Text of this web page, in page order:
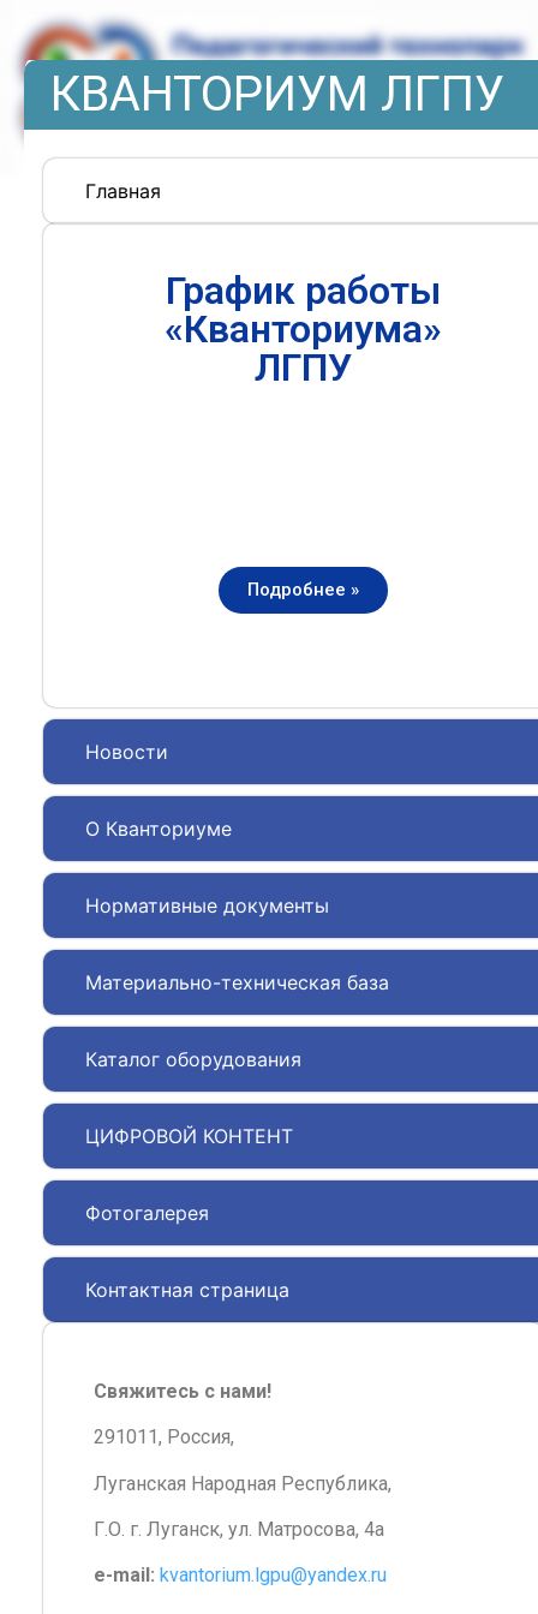
КВАНТОРИУМ ЛГПУ
Главная
Новости
О Кванториуме
Нормативные документы
Материально-техническая база
Каталог оборудования
ЦИФРОВОЙ КОНТЕНТ
Фотогалерея
Контактная страница
График работы
«Кванториума»
ЛГПУ
Подробнее »
Свяжитесь с нами!
291011, Россия,
Луганская Народная Республика,
Г.О. г. Луганск, ул. Матросова, 4а
e-mail: kvantorium.lgpu@yandex.ru